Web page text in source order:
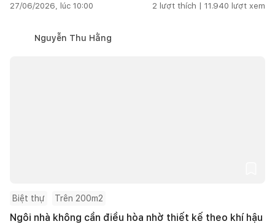
27/06/2026, lúc 10:00 2 lượt thích | 11.940 lượt xem
Nguyễn Thu Hằng
Biệt thự Trên 200m2
Ngôi nhà không cần điều hòa nhờ thiết kế theo khí hậu